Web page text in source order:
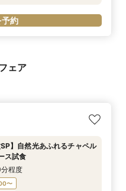
約
ェア
】自然光あふれるチャペル
ス試食
程度
〜